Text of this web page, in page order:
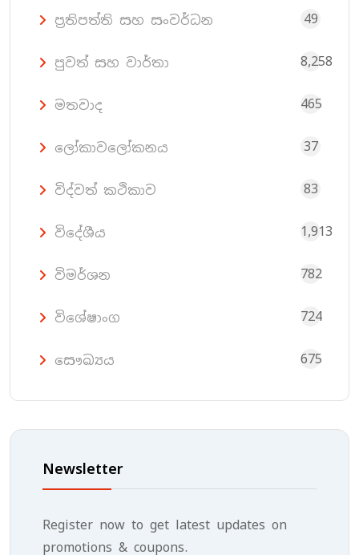
ප්‍රතිපත්ති සහ සංවර්ධන 49
පුවත් සහ වාර්තා 8,258
මතවාද 465
ලෝකාවලෝකනය 37
විද්වත් කථිකාව 83
විදේශීය 1,913
විමර්ශන 782
විශේෂාංග 724
සෞඛ්‍යය 675
Newsletter
Register now to get latest updates on
promotions & coupons.